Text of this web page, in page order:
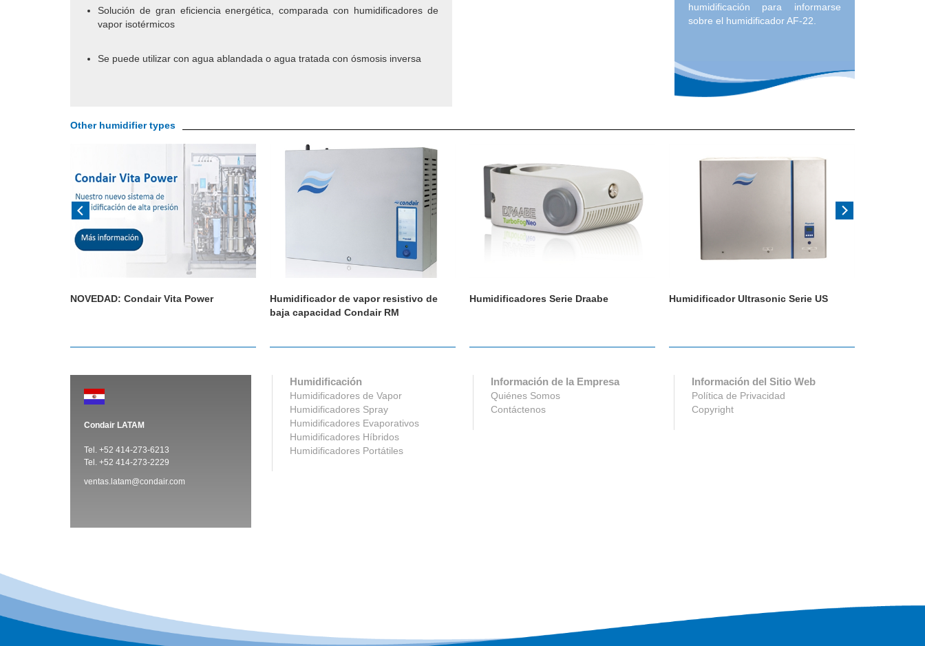
Solución de gran eficiencia energética, comparada con humidificadores de
vapor isotérmicos
Se puede utilizar con agua ablandada o agua tratada con ósmosis inversa
humidificación para informarse
sobre el humidificador AF-22.
Other humidifier types
NOVEDAD: Condair Vita Power
Humidificador de vapor resistivo de
baja capacidad Condair RM
Humidificadores Serie Draabe Humidificador Ultrasonic Serie US
Condair LATAM
Tel. +52 414-273-6213
Tel. +52 414-273-2229
ventas.latam@condair.com
Humidificación
Humidificadores de Vapor
Humidificadores Spray
Humidificadores Evaporativos
Humidificadores Híbridos
Humidificadores Portátiles
Información de la Empresa
Quiénes Somos
Contáctenos
Información del Sitio Web
Política de Privacidad
Copyright